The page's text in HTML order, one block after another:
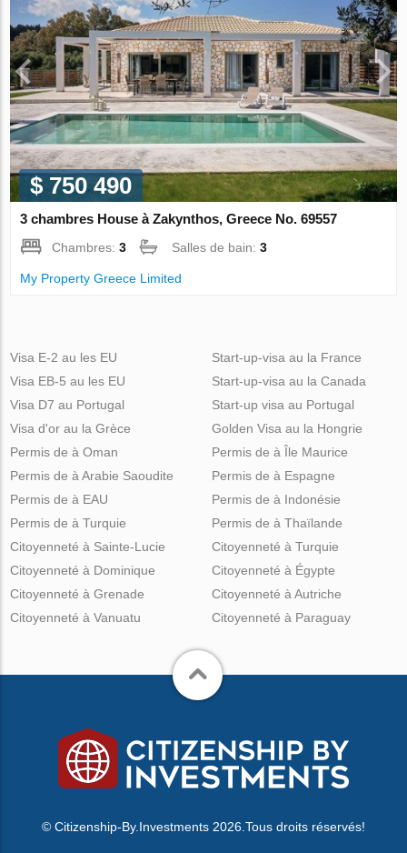
$ 750 490
3 chambres House à Zakynthos, Greece No. 69557
Chambres:3 Salles de bain:3
My Property Greece Limited
Visa E-2 au les EU
Visa EB-5 au les EU
Visa D7 au Portugal
Visa d'or au la Grèce
Start-up-visa au la France
Start-up-visa au la Canada
Start-up visa au Portugal
Golden Visa au la Hongrie
Permis de à Oman
Permis de à Arabie Saoudite
Permis de à EAU
Permis de à Turquie
Permis de à Île Maurice
Permis de à Espagne
Permis de à Indonésie
Permis de à Thaïlande
Citoyenneté à Sainte-Lucie
Citoyenneté à Dominique
Citoyenneté à Grenade
Citoyenneté à Vanuatu
Citoyenneté à Turquie
Citoyenneté à Égypte
Citoyenneté à Autriche
Citoyenneté à Paraguay
© Citizenship-By.Investments 2026.Tous droits réservés!